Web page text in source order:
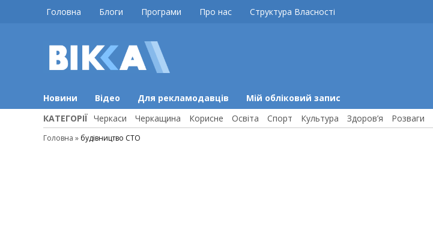
Головна Блоги Програми Про нас Структура Власності
Новини Відео Для рекламодавців Мій обліковий запис
КАТЕГОРІЇ Черкаси Черкащина Корисне Освіта Спорт Культура Здоров’я Розваги
Головна » будівництво СТО